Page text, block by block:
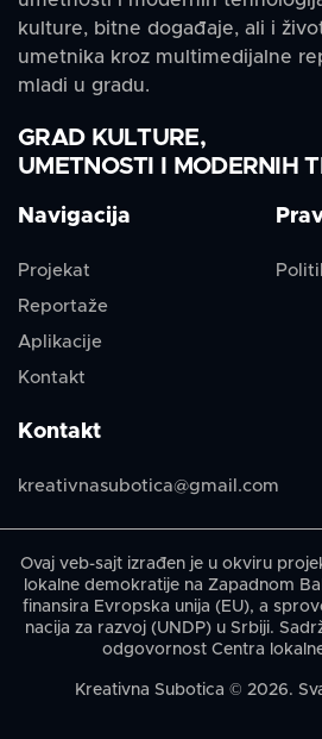
kulture, bitne događaje, ali i
umetnika kroz multimedijalne
mladi u gradu.
GRAD KULTURE,
UMETNOSTI I MODERNIH
Navigacija
Projekat
Reportaže
Aplikacije
Kontakt
Kontakt
kreativnasubotica@gmail.com
Ovaj veb-sajt izrađen je u okviru
lokalne demokratije na Zapadnom
finansira Evropska unija (EU), a
nacija za razvoj (UNDP) u Srbiji.
odgovornost Centra
Kreativna Subotica © 2026.